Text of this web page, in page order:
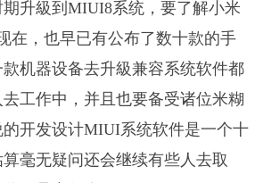
升級到MIUI8系统，要了解小米
在，也早已有公布了数十款的手
机器设备去升級兼容系统软件都
工作中，并且也要备受诸位米糊
开发设计MIUI系统软件是一个十
毫无疑问还会继续有些人去取